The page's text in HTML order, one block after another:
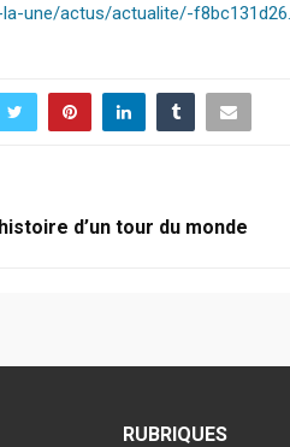
une/actus/actualite/-
d’un tour du monde
RUBRIQUES